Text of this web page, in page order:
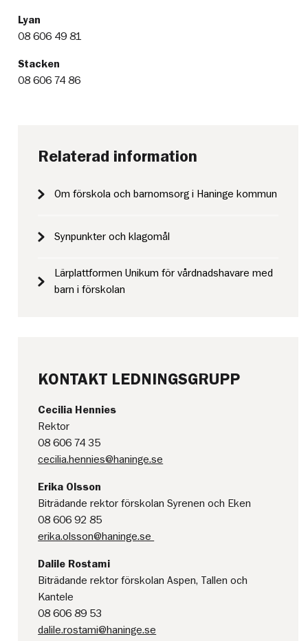
Lyan
08 606 49 81
Stacken
08 606 74 86
Relaterad information
Om förskola och barnomsorg i Haninge kommun
Synpunkter och klagomål
Lärplattformen Unikum för vårdnadshavare med
barn i förskolan
KONTAKT LEDNINGSGRUPP
Cecilia Hennies
Rektor
08 606 74 35
cecilia.hennies@haninge.se
Erika Olsson
Biträdande rektor förskolan Syrenen och Eken
08 606 92 85
erika.olsson@haninge.se
Dalile Rostami
Biträdande rektor förskolan Aspen, Tallen och
Kantele
08 606 89 53
dalile.rostami@haninge.se